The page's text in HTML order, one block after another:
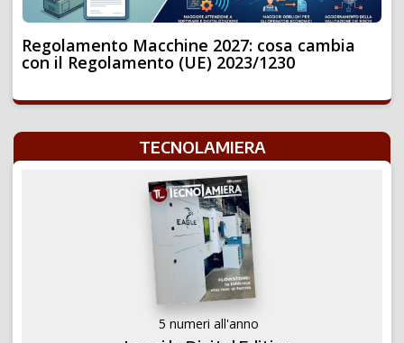
Regolamento Macchine 2027: cosa cambia
con il Regolamento (UE) 2023/1230
TECNOLAMIERA
5 numeri all'anno